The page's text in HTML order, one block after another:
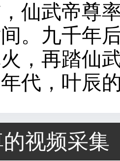
仙武帝尊
。九千年
，再踏仙
代，叶辰
视频采集